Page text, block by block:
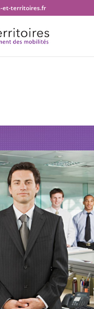
et-territoires.fr
notre